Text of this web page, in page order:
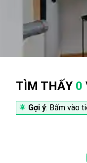
TÌM THẤY 0
Gợi ý: Bấm vào